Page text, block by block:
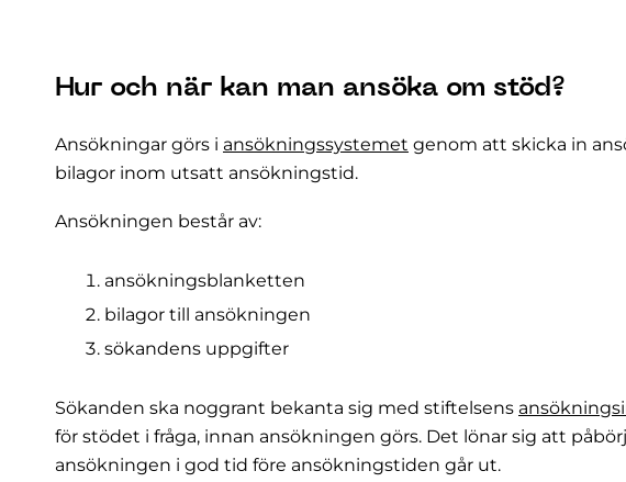
Hur och när kan man ansöka om stöd?
Ansökningar görs i ansökningssystemet genom att skicka in
bilagor inom utsatt ansökningstid.
Ansökningen består av:
ansökningsblanketten
bilagor till ansökningen
sökandens uppgifter
Sökanden ska noggrant bekanta sig med stiftelsens
för stödet i fråga, innan ansökningen görs. Det lönar sig att
ansökningen i god tid före ansökningstiden går ut.